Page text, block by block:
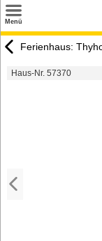
Menü
Urlaubsziele
Ferienhaus:
Haus-Nr. 57370